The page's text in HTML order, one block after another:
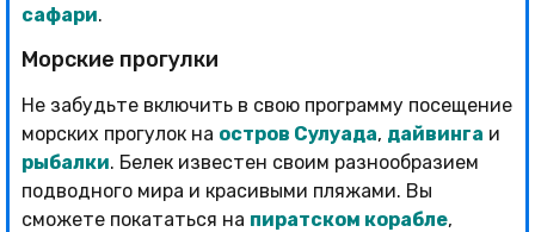
сафари.
Морские прогулки
Не забудьте включить в свою программу посещение
морских прогулок на остров Сулуада, дайвинга и
рыбалки. Белек известен своим разнообразием
подводного мира и красивыми пляжами. Вы
сможете покататься на пиратском корабле,